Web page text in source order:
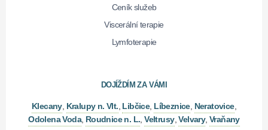
Ceník služeb
Viscerální terapie
Lymfoterapie
DOJÍŽDÍM ZA VÁMI
Klecany, Kralupy n. Vlt., Libčice, Líbeznice, Neratovice,
Odolena Voda, Roudnice n. L.,Veltrusy,Velvary, Vraňany